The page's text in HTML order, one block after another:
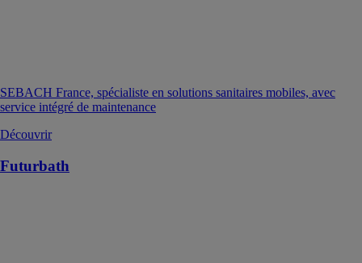
SEBACH France, spécialiste en solutions sanitaires mobiles, avec
service intégré de maintenance
Découvrir
Futurbath